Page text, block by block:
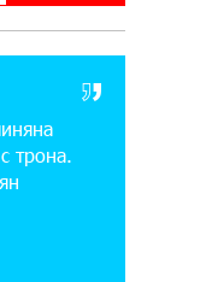
по
не был в
трона.